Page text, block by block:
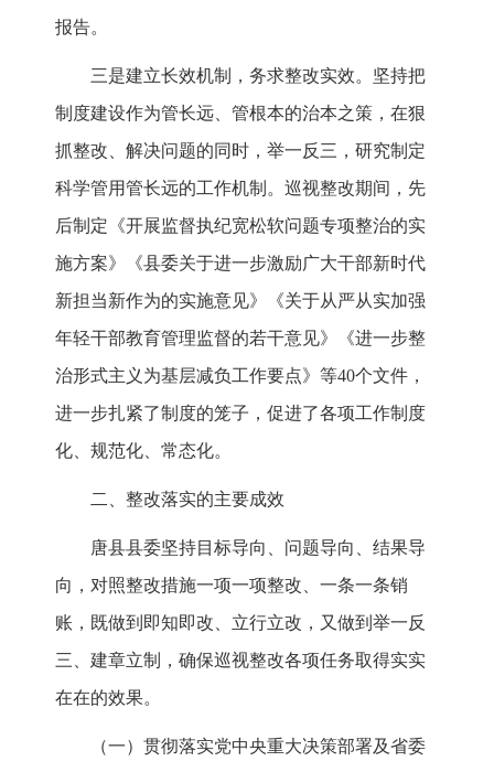
报告。
三是建立长效机制，务求整改实效。坚持把
制度建设作为管长远、管根本的治本之策，在狠
抓整改、解决问题的同时，举一反三，研究制定
科学管用管长远的工作机制。巡视整改期间，先
后制定《开展监督执纪宽松软问题专项整治的实
施方案》《县委关于进一步激励广大干部新时代
新担当新作为的实施意见》《关于从严从实加强
年轻干部教育管理监督的若干意见》《进一步整
治形式主义为基层减负工作要点》等40个文件，
进一步扎紧了制度的笼子，促进了各项工作制度
化、规范化、常态化。
二、整改落实的主要成效
唐县县委坚持目标导向、问题导向、结果导
向，对照整改措施一项一项整改、一条一条销
账，既做到即知即改、立行立改，又做到举一反
三、建章立制，确保巡视整改各项任务取得实实
在在的效果。
（一）贯彻落实党中央重大决策部署及省委